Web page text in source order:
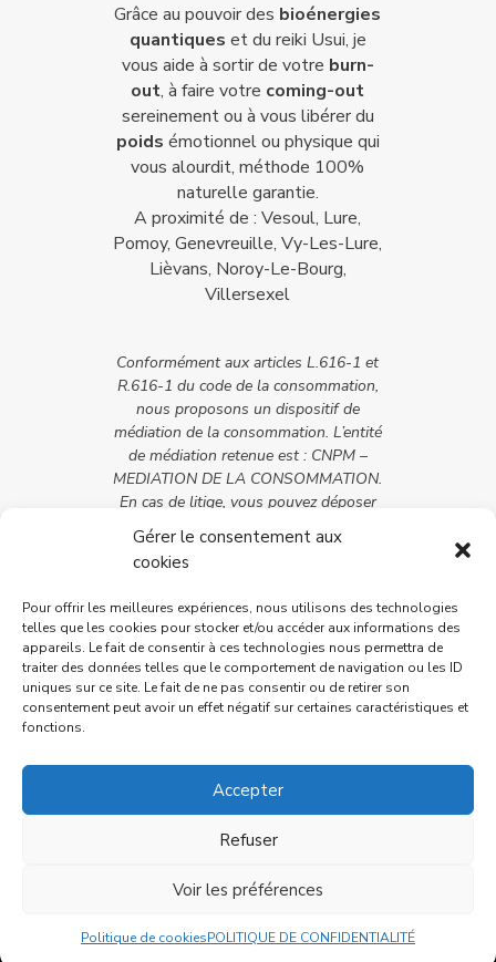
Gérer le consentement aux
cookies
Pour offrir les meilleures expériences, nous utilisons des technologies
telles que les cookies pour stocker et/ou accéder aux informations des
appareils. Le fait de consentir à ces technologies nous permettra de
traiter des données telles que le comportement de navigation ou les ID
uniques sur ce site. Le fait de ne pas consentir ou de retirer son
consentement peut avoir un effet négatif sur certaines caractéristiques et
fonctions.
Accepter
Refuser
Voir les préférences
Politique de cookiesPOLITIQUE DE CONFIDENTIALITÉ
Grâce au pouvoir des bioénergies
quantiques et du reiki Usui, je
vous aide à sortir de votre burn-
out, à faire votre coming-out
sereinement ou à vous libérer du
poids émotionnel ou physique qui
vous alourdit, méthode 100%
naturelle garantie.
A proximité de : Vesoul, Lure,
Pomoy, Genevreuille, Vy-Les-Lure,
Lièvans, Noroy-Le-Bourg,
Villersexel
Conformément aux articles L.616-1 et
R.616-1 du code de la consommation,
nous proposons un dispositif de
médiation de la consommation. L’entité
de médiation retenue est : CNPM –
MEDIATION DE LA CONSOMMATION.
En cas de litige, vous pouvez déposer
votre réclamation sur son site :
https://cnpm-mediation-
consommation.eu ou par voie postale
CONSOMMATION – 27 avenue de la
libération – 42400 Saint-Chamond
© 2026 M Development–Mentions légales